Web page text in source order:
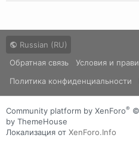
Russian (RU)
Обратная связь
Условия и
Политика конфиденциальности
Community platform by XenForo®
by ThemeHouse
Локализация от XenForo.Info